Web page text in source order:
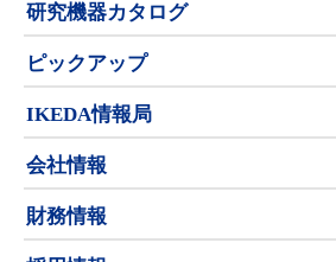
研究機器カタログ
ピックアップ
IKEDA情報局
会社情報
財務情報